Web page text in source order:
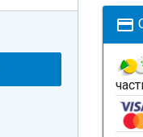
payment